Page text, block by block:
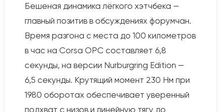
Бешеная динамика лёгкого хэтчбека —
главный позитив в обсуждениях форумчан.
Время разгона с места до 100 километров
в час на Corsa OPC составляет 6,8
секунды, на версии Nurburgring Edition —
6,5 секунды. Крутящий момент 230 Нм при
1980 оборотах обеспечивает уверенный
подхват с низов и линейную тягу до